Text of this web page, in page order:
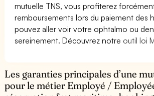
mutuelle TNS, vous profiterez
remboursements lors du paiement des
pouvez aller voir votre ophtalmo ou
sereinement. Découvrez notre outil loi
Les garanties principales d’une
pour le métier Employé /